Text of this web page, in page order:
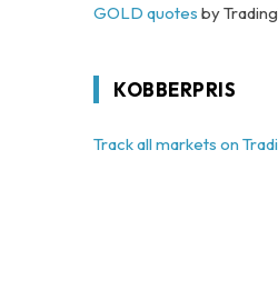
GOLD quotes by
KOBBERPRIS
Track all markets on